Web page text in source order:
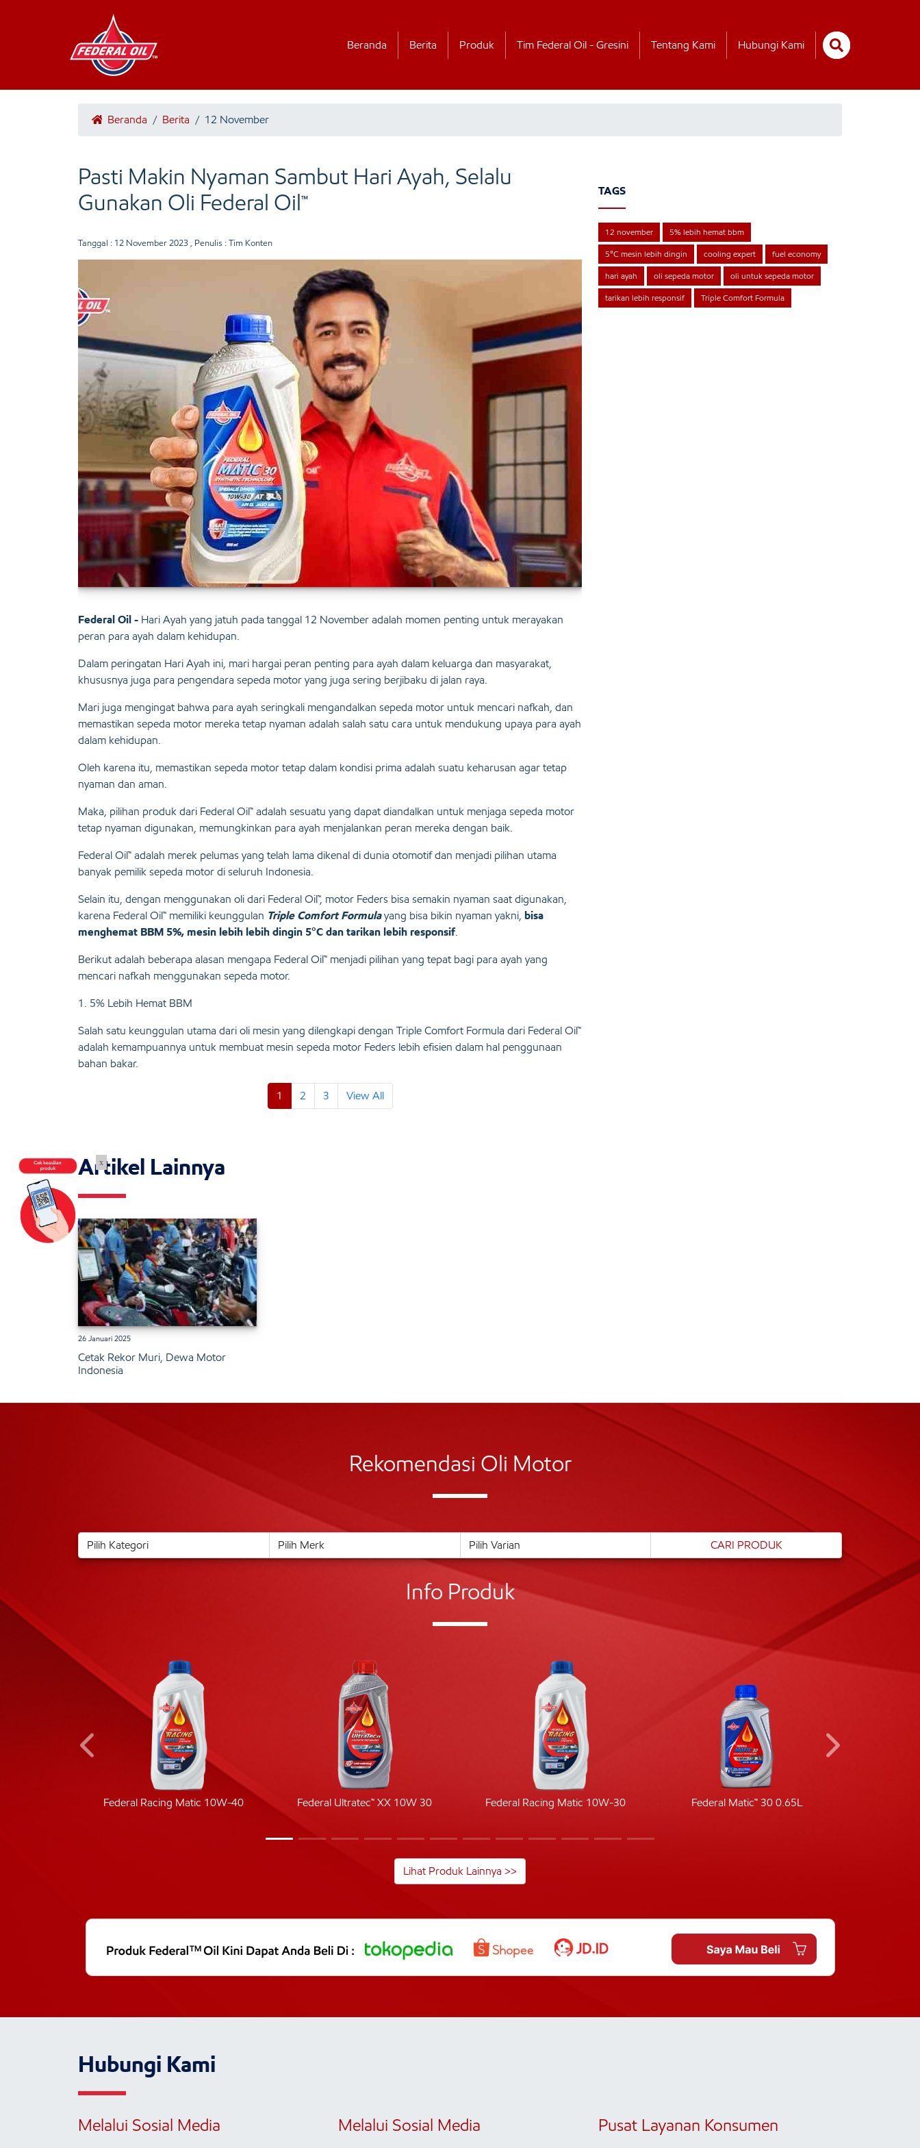
Beranda Berita Produk Tim Federal Oil - Gresini Tentang Kami Hubungi Kami
Beranda / Berita / 12 November
Pasti Makin Nyaman Sambut Hari Ayah, Selalu
Gunakan Oli Federal Oil™
Tanggal : 12 November 2023 , Penulis : Tim Konten
Federal Oil - Hari Ayah yang jatuh pada tanggal 12 November adalah momen penting untuk merayakan
peran para ayah dalam kehidupan.
Dalam peringatan Hari Ayah ini, mari hargai peran penting para ayah dalam keluarga dan masyarakat,
khususnya juga para pengendara sepeda motor yang juga sering berjibaku di jalan raya.
Mari juga mengingat bahwa para ayah seringkali mengandalkan sepeda motor untuk mencari nafkah, dan
memastikan sepeda motor mereka tetap nyaman adalah salah satu cara untuk mendukung upaya para ayah
dalam kehidupan.
Oleh karena itu, memastikan sepeda motor tetap dalam kondisi prima adalah suatu keharusan agar tetap
nyaman dan aman.
Maka, pilihan produk dari Federal Oil™ adalah sesuatu yang dapat diandalkan untuk menjaga sepeda motor
tetap nyaman digunakan, memungkinkan para ayah menjalankan peran mereka dengan baik.
Federal Oil™ adalah merek pelumas yang telah lama dikenal di dunia otomotif dan menjadi pilihan utama
banyak pemilik sepeda motor di seluruh Indonesia.
Selain itu, dengan menggunakan oli dari Federal Oil™, motor Feders bisa semakin nyaman saat digunakan,
karena Federal Oil™ memiliki keunggulan Triple Comfort Formulayang bisa bikin nyaman yakni, bisa
menghemat BBM 5%, mesin lebih lebih dingin 5°C dan tarikan lebih responsif.
Berikut adalah beberapa alasan mengapa Federal Oil™ menjadi pilihan yang tepat bagi para ayah yang
mencari nafkah menggunakan sepeda motor.
1. 5% Lebih Hemat BBM
Salah satu keunggulan utama dari oli mesin yang dilengkapi dengan Triple Comfort Formula dari Federal Oil™
adalah kemampuannya untuk membuat mesin sepeda motor Feders lebih efisien dalam hal penggunaan
bahan bakar.
1 2 3 View All
TAGS
12 november 5% lebih hemat bbm
5°C mesin lebih dingin cooling expert fuel economy
hari ayah oli sepeda motor oli untuk sepeda motor
tarikan lebih responsif Triple Comfort Formula
Artikel Lainnya
26 Januari 2025
Cetak Rekor Muri, Dewa Motor
Indonesia
Rekomendasi Oli Motor
Info Produk
Federal Racing Matic 10W-40 Federal Ultratec™ XX 10W 30 Federal Racing Matic 10W-30 Federal Matic™ 30 0.65L
Lihat Produk Lainnya >>
Hubungi Kami
Melalui Sosial Media Melalui Sosial Media Pusat Layanan Konsumen
x